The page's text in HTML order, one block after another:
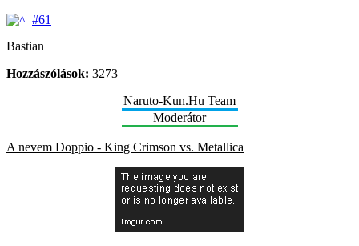
#61
Bastian
Hozzászólások: 3273
Naruto-Kun.Hu Team
Moderátor
A nevem Doppio - King Crimson vs. Metallica